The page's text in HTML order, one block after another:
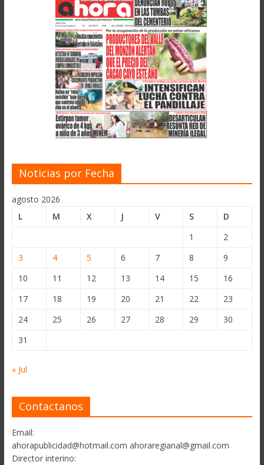
Noticias por Fecha
agosto 2026
L
M X J V S
D
1
2
3
4 5 6 7 8
9
10
11 12 13 14 15
16
17
18 19 20 21 22
23
24
25 26 27 28 29
30
31
« Jul
Contactanos
Email:
ahorapublicidad@hotmail.com ahoraregianal@gmail.com
Director interino: